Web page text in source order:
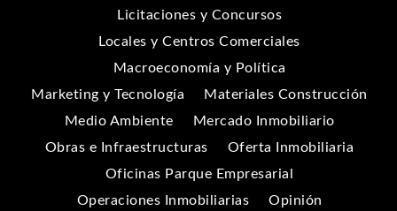
Licitaciones y Concursos
Locales y Centros Comerciales
Macroeconomía y Política
Marketing y Tecnología
Materiales Construcción
Medio Ambiente
Mercado Inmobiliario
Obras e Infraestructuras
Oferta Inmobiliaria
Oficinas Parque Empresarial
Operaciones Inmobiliarias
Opinión